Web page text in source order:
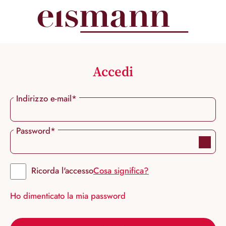
principale
Accedi
Indirizzo e-mail*
Password*
Ricorda l'accessoCosa significa?
Ho dimenticato la mia password